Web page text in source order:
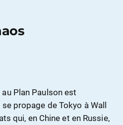
Plan Paulson est
propage de Tokyo à Wall
qui, en Chine et en Russie,